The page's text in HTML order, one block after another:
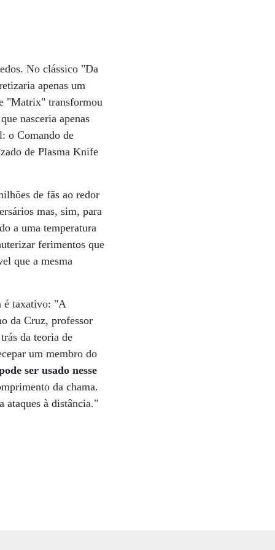
No clássico "Da
apenas um
"Matrix" transformou
nasceria apenas
o Comando de
de Plasma Knife
de fãs ao redor
mas, sim, para
a uma temperatura
ferimentos que
que a mesma
é taxativo: "A
da Cruz, professor
da teoria de
um membro do
ser usado nesse
da chama.
ataques à distância."